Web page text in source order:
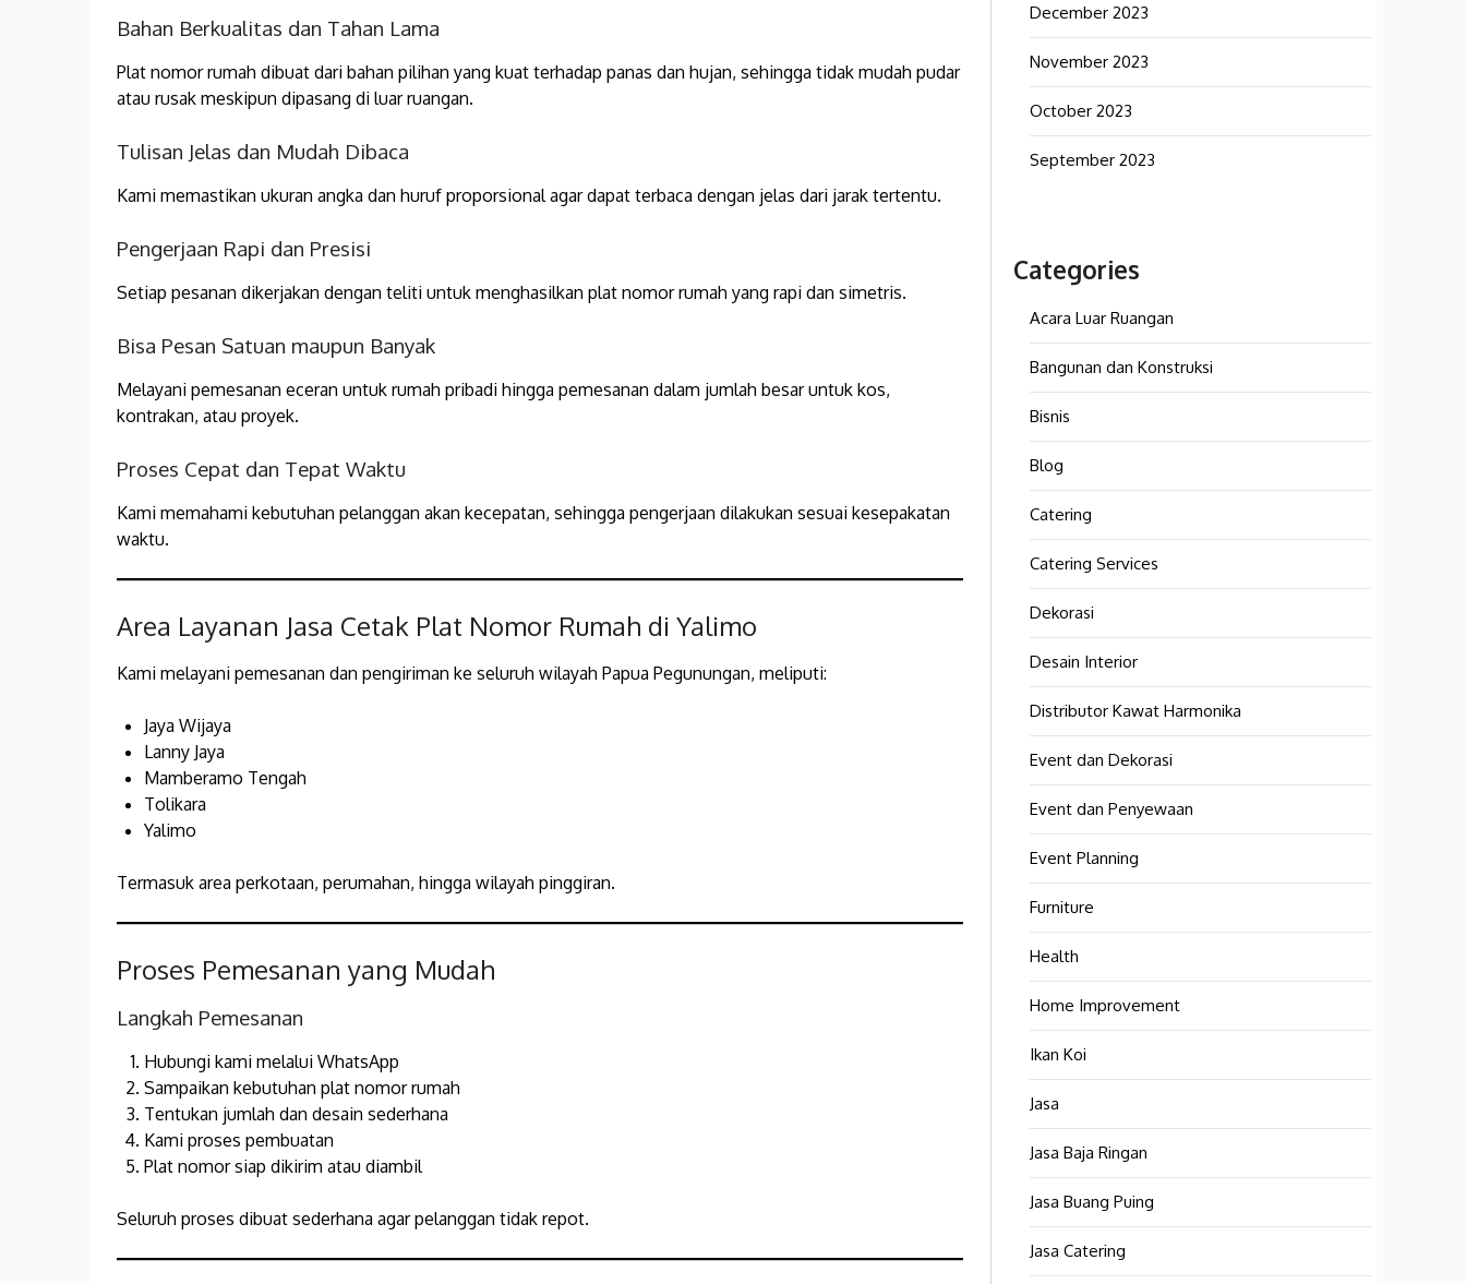
Bahan Berkualitas dan Tahan Lama
Plat nomor rumah dibuat dari bahan pilihan yang kuat terhadap panas dan hujan, sehingga tidak mudah pudar
atau rusak meskipun dipasang di luar ruangan.
Tulisan Jelas dan Mudah Dibaca
Kami memastikan ukuran angka dan huruf proporsional agar dapat terbaca dengan jelas dari jarak tertentu.
Pengerjaan Rapi dan Presisi
Setiap pesanan dikerjakan dengan teliti untuk menghasilkan plat nomor rumah yang rapi dan simetris.
Bisa Pesan Satuan maupun Banyak
Melayani pemesanan eceran untuk rumah pribadi hingga pemesanan dalam jumlah besar untuk kos,
kontrakan, atau proyek.
Proses Cepat dan Tepat Waktu
Kami memahami kebutuhan pelanggan akan kecepatan, sehingga pengerjaan dilakukan sesuai kesepakatan
waktu.
Area Layanan Jasa Cetak Plat Nomor Rumah di Yalimo
Kami melayani pemesanan dan pengiriman ke seluruh wilayah Papua Pegunungan, meliputi:
Jaya Wijaya
Lanny Jaya
Mamberamo Tengah
Tolikara
Yalimo
Termasuk area perkotaan, perumahan, hingga wilayah pinggiran.
Proses Pemesanan yang Mudah
Langkah Pemesanan
Hubungi kami melalui WhatsApp
Sampaikan kebutuhan plat nomor rumah
Tentukan jumlah dan desain sederhana
Kami proses pembuatan
Plat nomor siap dikirim atau diambil
Seluruh proses dibuat sederhana agar pelanggan tidak repot.
December 2023
November 2023
October 2023
September 2023
Categories
Acara Luar Ruangan
Bangunan dan Konstruksi
Bisnis
Blog
Catering
Catering Services
Dekorasi
Desain Interior
Distributor Kawat Harmonika
Event dan Dekorasi
Event dan Penyewaan
Event Planning
Furniture
Health
Home Improvement
Ikan Koi
Jasa
Jasa Baja Ringan
Jasa Buang Puing
Jasa Catering